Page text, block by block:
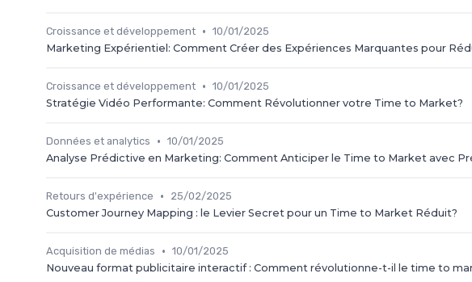
Croissance et développement • 10/01/2025
Marketing Expérientiel: Comment Créer des Expériences Marquantes pour
Croissance et développement • 10/01/2025
Stratégie Vidéo Performante: Comment Révolutionner votre Time to Market?
Données et analytics • 10/01/2025
Analyse Prédictive en Marketing: Comment Anticiper le Time to Market avec
Retours d'expérience •
25/02/2025
Customer Journey Mapping : le Levier Secret pour un Time to Market Réduit?
Acquisition de médias • 10/01/2025
Nouveau format publicitaire interactif : Comment révolutionne-t-il le time to